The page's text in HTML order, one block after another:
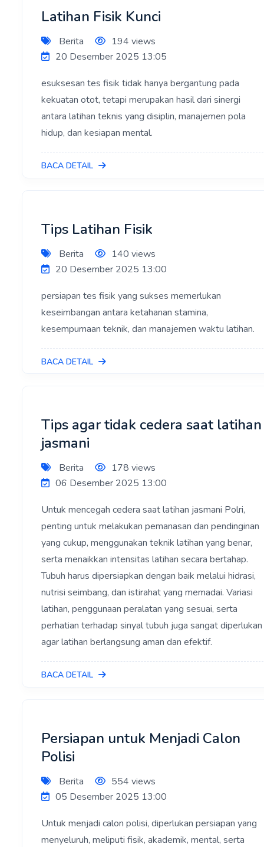
Latihan Fisik Kunci
Berita
194 views
20 Desember 2025 13:05
esuksesan tes fisik tidak hanya bergantung pada
kekuatan otot, tetapi merupakan hasil dari sinergi
antara latihan teknis yang disiplin, manajemen pola
hidup, dan kesiapan mental.
BACA DETAIL
Tips Latihan Fisik
Berita
140 views
20 Desember 2025 13:00
persiapan tes fisik yang sukses memerlukan
keseimbangan antara ketahanan stamina,
kesempurnaan teknik, dan manajemen waktu latihan.
BACA DETAIL
Tips agar tidak cedera saat latihan
jasmani
Berita
178 views
06 Desember 2025 13:00
Untuk mencegah cedera saat latihan jasmani Polri,
penting untuk melakukan pemanasan dan pendinginan
yang cukup, menggunakan teknik latihan yang benar,
serta menaikkan intensitas latihan secara bertahap.
Tubuh harus dipersiapkan dengan baik melalui hidrasi,
nutrisi seimbang, dan istirahat yang memadai. Variasi
latihan, penggunaan peralatan yang sesuai, serta
perhatian terhadap sinyal tubuh juga sangat diperlukan
agar latihan berlangsung aman dan efektif.
BACA DETAIL
Persiapan untuk Menjadi Calon
Polisi
Berita
554 views
05 Desember 2025 13:00
Untuk menjadi calon polisi, diperlukan persiapan yang
menyeluruh, meliputi fisik, akademik, mental, serta